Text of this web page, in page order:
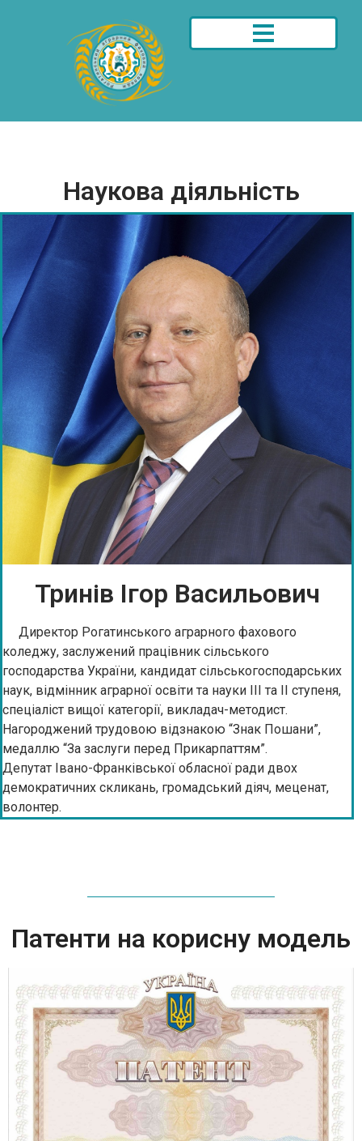
Наукова діяльність
Тринів Ігор Васильович
Директор Рогатинського аграрного фахового
коледжу, заслужений працівник сільського
господарства України, кандидат сільськогосподарських
наук, відмінник аграрної освіти та науки III та II ступеня,
спеціаліст вищої категорії, викладач-методист.
Нагороджений трудовою відзнакою “Знак Пошани”,
медаллю “За заслуги перед Прикарпаттям”.
Депутат Івано-Франківської обласної ради двох
демократичних скликань, громадський діяч, меценат,
волонтер.
Патенти на корисну модель